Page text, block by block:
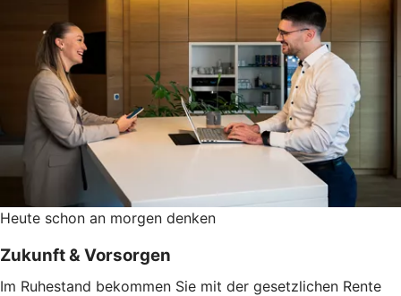
Heute schon an morgen denken
Zukunft & Vorsorgen
Im Ruhestand bekommen Sie mit der gesetzlichen Rente